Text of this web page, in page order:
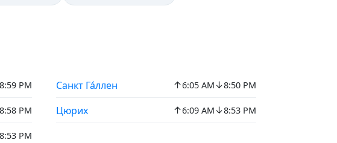
8:59 PM
8:58 PM
8:53 PM
Санкт Га́ллен ↑6:05 AM↓8:50 PM
Цюрих ↑6:09 AM↓8:53 PM